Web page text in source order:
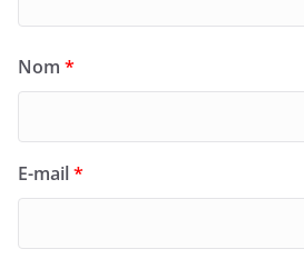
Nom *
E-mail*